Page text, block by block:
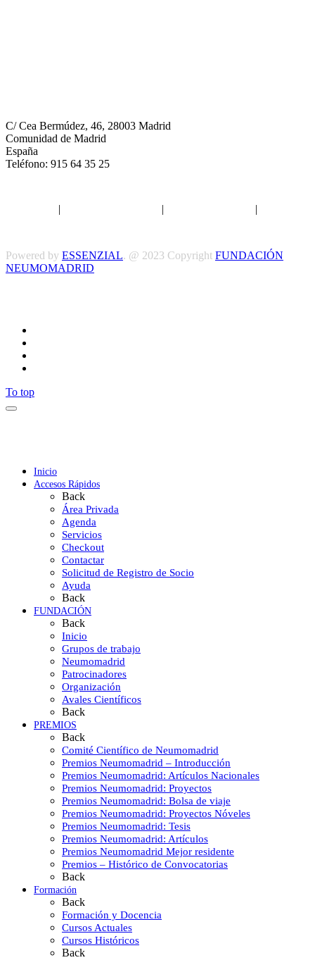
C/ Cea Bermúdez, 46, 28003 Madrid
Comunidad de Madrid
España
Teléfono: 915 64 35 25
| | |
Powered by ESSENZIAL. @ 2023 Copyright FUNDACIÓN
NEUMOMADRID
To top
Inicio
Accesos Rápidos
Back
Área Privada
Agenda
Servicios
Checkout
Contactar
Solicitud de Registro de Socio
Ayuda
Back
FUNDACIÓN
Back
Inicio
Grupos de trabajo
Neumomadrid
Patrocinadores
Organización
Avales Científicos
Back
PREMIOS
Back
Comité Científico de Neumomadrid
Premios Neumomadrid – Introducción
Premios Neumomadrid: Artículos Nacionales
Premios Neumomadrid: Proyectos
Premios Neumomadrid: Bolsa de viaje
Premios Neumomadrid: Proyectos Nóveles
Premios Neumomadrid: Tesis
Premios Neumomadrid: Artículos
Premios Neumomadrid Mejor residente
Premios – Histórico de Convocatorias
Back
Formación
Back
Formación y Docencia
Cursos Actuales
Cursos Históricos
Back